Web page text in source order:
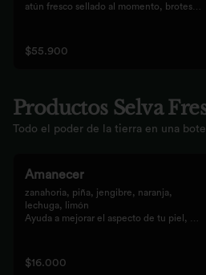
atún fresco sellado al momento, brotes
grill.
$55.900
Productos Selva
Todo el poder de la tierra en una
Amanecer
zanahoria, piña, jengibre, naranja,
lechuga, limón
Ayuda a mejorar el aspecto de tu piel,
celular
$16.000